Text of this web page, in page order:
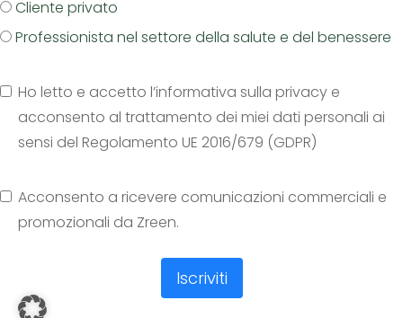
Cliente privato
Professionista nel settore della salute e del benessere
Ho letto e accetto l’informativa sulla privacy e
acconsento al trattamento dei miei dati personali ai
sensi del Regolamento UE 2016/679 (GDPR)
Acconsento a ricevere comunicazioni commerciali e
promozionali da Zreen.
Iscriviti